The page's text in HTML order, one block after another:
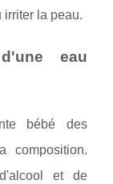
irriter la peau.
eau
bébé des
composition.
et de